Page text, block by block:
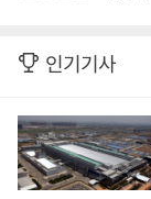
인기기사